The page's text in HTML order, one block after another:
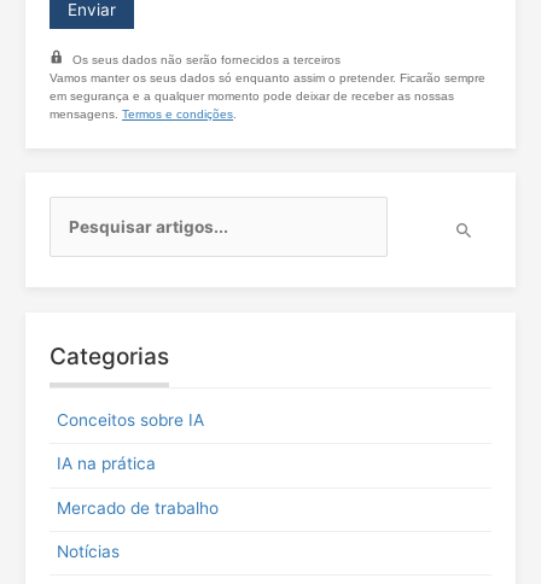
Os seus dados não serão fornecidos a terceiros
Vamos manter os seus dados só enquanto assim o pretender. Ficarão sempre
em segurança e a qualquer momento pode deixar de receber as nossas
mensagens.Termos e condições
s
s
p
Categorias
Conceitos sobre IA
IA na prática
Mercado de trabalho
Notícias